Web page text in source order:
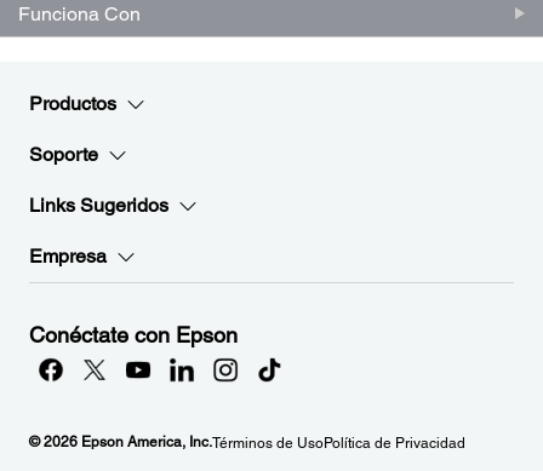
Funciona Con
Productos
Soporte
Links Sugeridos
Empresa
Conéctate con Epson
© 2026 Epson America, Inc.Términos de UsoPolítica de Privacidad